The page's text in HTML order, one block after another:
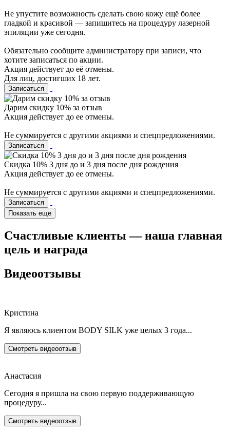
Не упустите возможность сделать свою кожу ещё более
гладкой и красивой — запишитесь на процедуру лазерной
эпиляции уже сегодня.
Обязательно сообщите администратору при записи, что
хотите записаться по акции.
Акция действует до её отмены.
Для лиц, достигших 18 лет.
Записаться
Дарим скидку 10% за отзыв
Акция действует до ее отмены.
Не суммируется с другими акциями и спецпредложениями.
Записаться
Скидка 10% 3 дня до и 3 дня после дня рождения
Акция действует до ее отмены.
Не суммируется с другими акциями и спецпредложениями.
Записаться
Показать еще
Счастливые клиенты — наша главная
цель и награда
Видеоотзывы
Кристина
Я являюсь клиентом BODY SILK уже целых 3 года...
Смотреть видеоотзыв
Анастасия
Сегодня я пришла на свою первую поддерживающую
процедуру...
Смотреть видеоотзыв